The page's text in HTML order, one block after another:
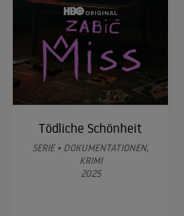
Tödliche Schönheit
SERIE • DOKUMENTATIONEN,
KRIMI
2025